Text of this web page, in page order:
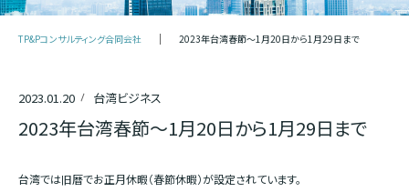
TP&Pコンサルティング合同会社 2023年台湾春節～1月20日から1月29日まで
2023.01.20 台湾ビジネス
2023年台湾春節～1月20日から1月29日まで
台湾では旧暦でお正月休暇（春節休暇）が設定されています。